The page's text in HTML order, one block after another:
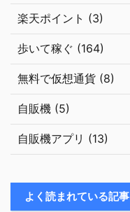
楽天ポイント (3)
歩いて稼ぐ (164)
無料で仮想通貨 (8)
自販機 (5)
自販機アプリ (13)
よく読まれている記事